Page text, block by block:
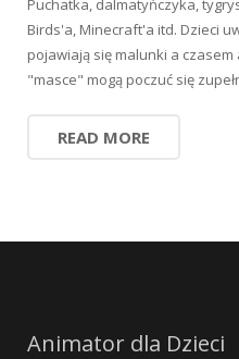
Puchatka, dalmatyńczyka,
Birds'a, Minecraft'a itd. Dzieci
pojawiają się malunki a
"masce" mogą poczuć się
READ MORE
Animator dla Dzieci